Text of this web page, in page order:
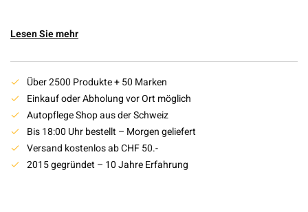
Lesen Sie mehr
Über 2500 Produkte + 50 Marken
Einkauf oder Abholung vor Ort möglich
Autopflege Shop aus der Schweiz
Bis 18:00 Uhr bestellt – Morgen geliefert
Versand kostenlos ab CHF 50.-
2015 gegründet – 10 Jahre Erfahrung